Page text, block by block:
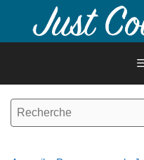
contenu